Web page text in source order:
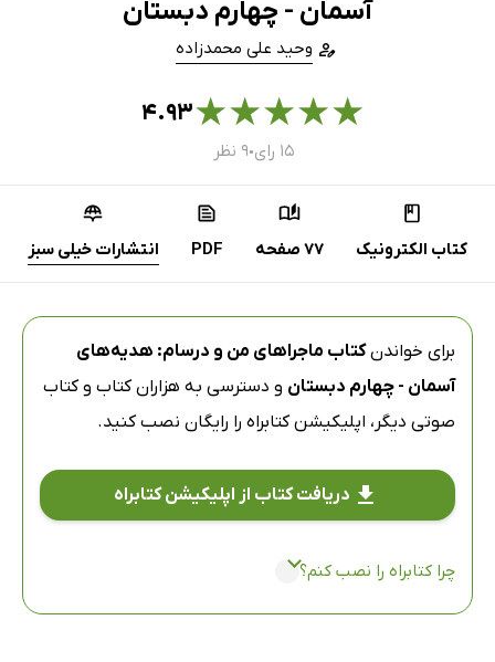
آسمان - چهارم دبستان
وحید علی محمدزاده
★
★
★
★
★۴.۹۳
۱۵ رای ● ۹ نظر
کتاب الکترونیک 77 صفحه PDF انتشارات خیلی سبز
برای خواندنکتاب ماجراهای من و درسام: هدیه‌های
آسمان - چهارم دبستان و دسترسی به هزاران کتاب و کتاب
صوتی دیگر، اپلیکیشن کتابراه را رایگان نصب کنید.
دریافت کتاب از اپلیکیشن کتابراه
چرا کتابراه را نصب کنم؟